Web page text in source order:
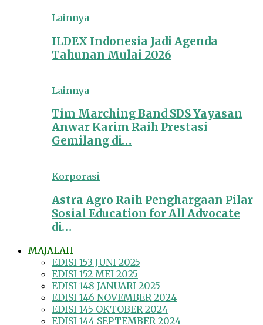
Lainnya
ILDEX Indonesia Jadi Agenda
Tahunan Mulai 2026
Lainnya
Tim Marching Band SDS Yayasan
Anwar Karim Raih Prestasi
Gemilang di…
Korporasi
Astra Agro Raih Penghargaan Pilar
Sosial Education for All Advocate
di…
MAJALAH
EDISI 153 JUNI 2025
EDISI 152 MEI 2025
EDISI 148 JANUARI 2025
EDISI 146 NOVEMBER 2024
EDISI 145 OKTOBER 2024
EDISI 144 SEPTEMBER 2024